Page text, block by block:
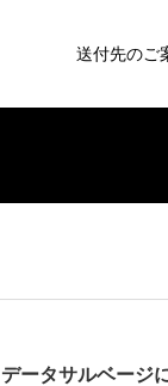
送付先のご
データサルベージ